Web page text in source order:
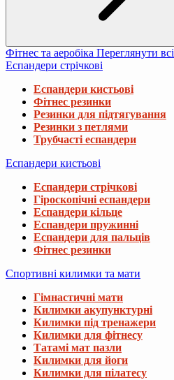
Фітнес та аеробіка Переглянути всі
Еспандери стрічкові
Еспандери кистьові
Фітнес резинки
Резинки для підтягування
Резинки з петлями
Трубчасті еспандери
Еспандери кистьові
Еспандери стрічкові
Гіроскопічні еспандери
Еспандери кільце
Еспандери пружинні
Еспандери для пальців
Фітнес резинки
Спортивні килимки та мати
Гімнастичні мати
Килимки акупунктурні
Килимки під тренажери
Килимки для фітнесу
Татамі мат пазли
Килимки для йоги
Килимки для пілатесу